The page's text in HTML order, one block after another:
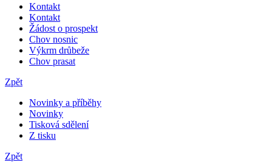
Kontakt
Kontakt
Žádost o prospekt
Chov nosnic
Výkrm drůbeže
Chov prasat
Zpět
Novinky a příběhy
Novinky
Tisková sdělení
Z tisku
Zpět